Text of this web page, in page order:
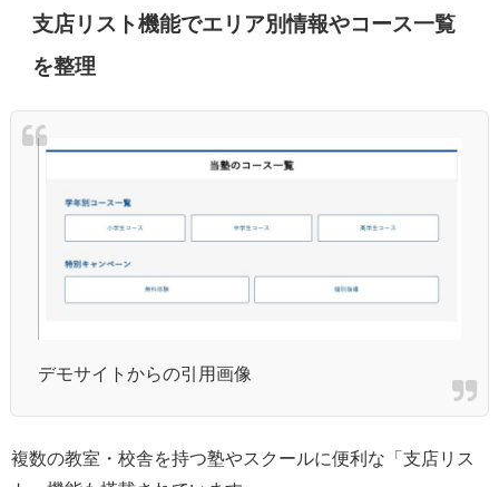
支店リスト機能でエリア別情報やコース一覧
を整理
デモサイトからの引用画像
複数の教室・校舎を持つ塾やスクールに便利な「支店リス